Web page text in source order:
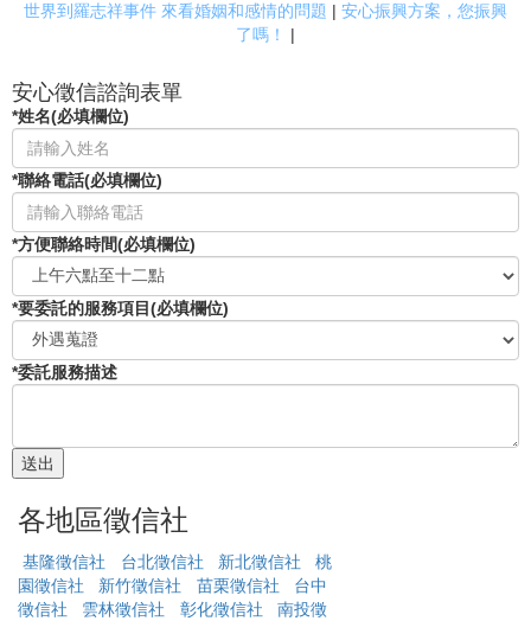
世界到羅志祥事件 來看婚姻和感情的問題 | 安心振興方案，您振興
了嗎！
|
安心徵信諮詢表單
*姓名(必填欄位)
*聯絡電話(必填欄位)
*方便聯絡時間(必填欄位)
*要委託的服務項目(必填欄位)
*委託服務描述
各地區徵信社
基隆徵信社 台北徵信社 新北徵信社
桃
園徵信社
新竹徵信社 苗栗徵信社
台中
徵信社
雲林徵信社 彰化徵信社 南投徵